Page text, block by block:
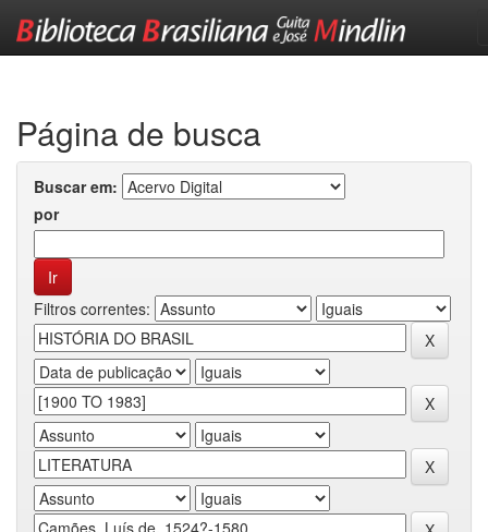
Página de busca
Buscar em:
por
Filtros correntes: